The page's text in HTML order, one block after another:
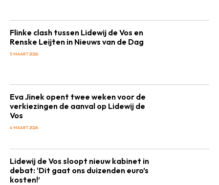
Flinke clash tussen Lidewij de Vos en
Renske Leijten in Nieuws van de Dag
5 MAART 2026
Eva Jinek opent twee weken voor de
verkiezingen de aanval op Lidewij de
Vos
4 MAART 2026
Lidewij de Vos sloopt nieuw kabinet in
debat: ‘Dit gaat ons duizenden euro’s
kosten!’